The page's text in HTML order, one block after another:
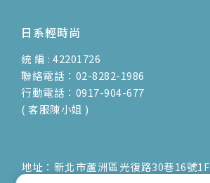
日系輕時尚
統 編 : 42201726
聯絡電話：02-8282-1986
行動電話：0917-904-677
( 客服陳小姐 )
地址：新北市蘆洲區光復路30巷16號1F